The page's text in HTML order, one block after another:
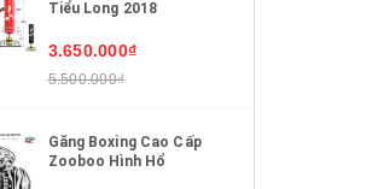
Tiểu Long 2018
3.650.000₫
5.500.000₫
Găng Boxing Cao Cấp
Zooboo Hình Hổ